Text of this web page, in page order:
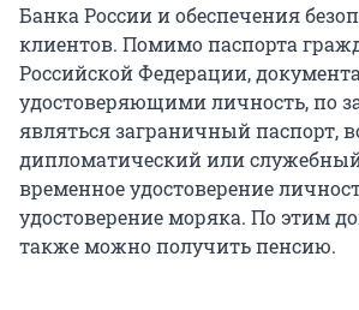
Банка России и обеспечения
клиентов. Помимо паспорта
Российской Федерации,
удостоверяющими личность, по
являться заграничный паспорт,
дипломатический или
временное удостоверение
удостоверение моряка. По этим
также можно получить пенсию.